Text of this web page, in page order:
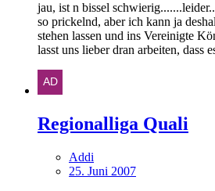
jau, ist n bissel
so prickelnd, aber ich kann ja
stehen lassen und ins Vereinigte
lasst uns lieber dran arbeiten, dass
Regionalliga Quali
Addi
25. Juni 2007